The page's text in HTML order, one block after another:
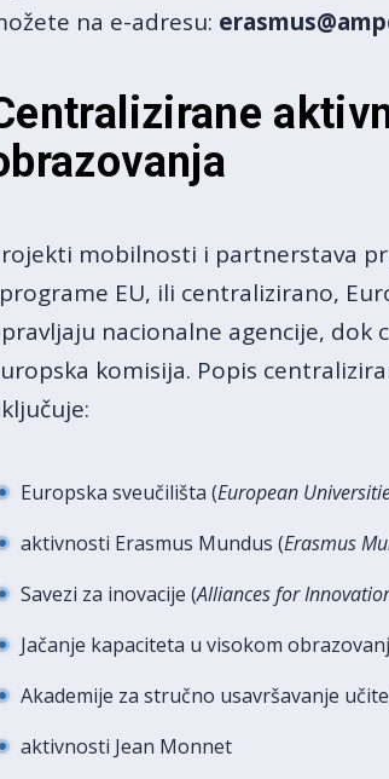
na e-adresu:
mobilnosti i partnerstava
EU, ili centralizirano,
nacionalne agencije,
komisija. Popis
Europska sveučilišta (European
aktivnosti Erasmus Mundus (Erasmus
Savezi za inovacije (Alliances for
Jačanje kapaciteta u visokom
Akademije za stručno usavršavanje
aktivnosti Jean Monnet